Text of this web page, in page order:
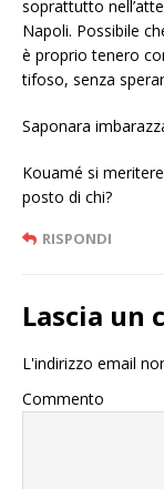
soprattutto
Napoli. Possibile
è proprio tenero
tifoso, senza
Saponara
Kouamé si
posto di chi?
RISPONDI
Lascia un
L'indirizzo email
Commento